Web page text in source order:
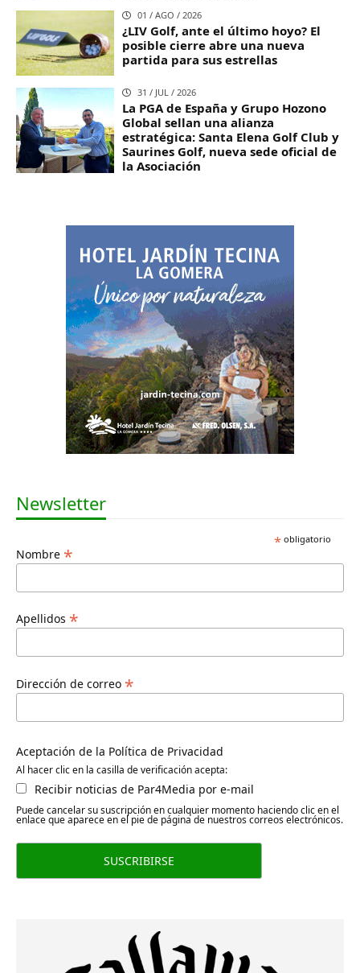
01 / AGO / 2026
¿LIV Golf, ante el último hoyo? El
posible cierre abre una nueva
partida para sus estrellas
31 / JUL / 2026
La PGA de España y Grupo Hozono
Global sellan una alianza
estratégica: Santa Elena Golf Club y
Saurines Golf, nueva sede oficial de
la Asociación
Newsletter
*obligatorio
Nombre *
Apellidos *
Dirección de correo *
Aceptación de la Política de Privacidad
Al hacer clic en la casilla de verificación acepta:
Recibir noticias de Par4Media por e-mail
Puede cancelar su suscripción en cualquier momento haciendo clic en el
enlace que aparece en el pie de página de nuestros correos electrónicos.